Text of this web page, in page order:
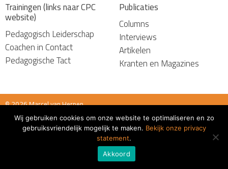
Trainingen (links naar CPC
website)
Pedagogisch Leiderschap
Coachen in Contact
Pedagogische Tact
Publicaties
Columns
Interviews
Artikelen
Kranten en Magazines
© 2026 Marcel van Herpen
Algemene voorwaarden
Wij gebruiken cookies om onze website te optimaliseren en zo
gebruiksvriendelijk mogelijk te maken. Bekijk onze privacy
statement.
Akkoord